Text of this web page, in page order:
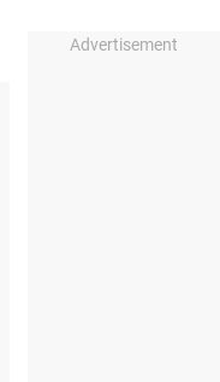
Advertisement